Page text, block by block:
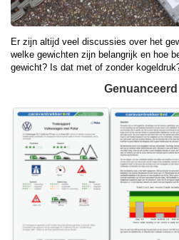
Er zijn altijd veel discussies over het
welke gewichten zijn belangrijk en hoe
gewicht? Is dat met of zonder